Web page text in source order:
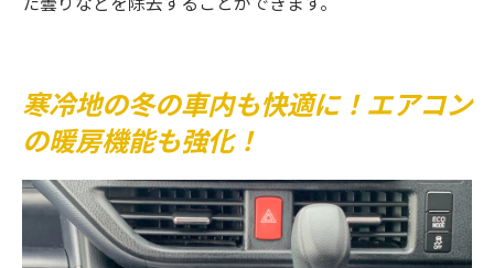
寒冷地の冬の車内も快適に！エアコン
の暖房機能も強化！